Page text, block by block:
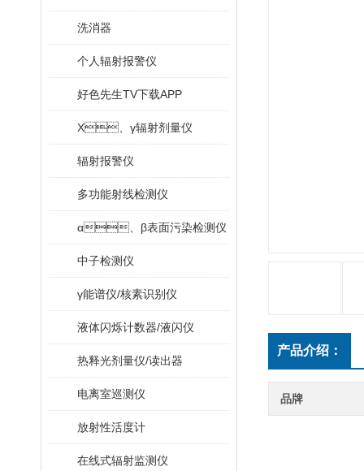
洗消器
个人辐射报警仪
好色先生TV下载APP
X、γ辐射剂量仪
辐射报警仪
多功能射线检测仪
α、β表面污染检测仪
中子检测仪
γ能谱仪/核素识别仪
液体闪烁计数器/液闪仪
热释光剂量仪/读出器
电离室巡测仪
放射性活度计
在线式辐射监测仪
产品介绍：
品牌